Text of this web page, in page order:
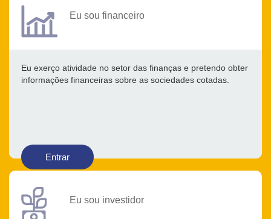
Eu sou financeiro
Eu exerço atividade no setor das finanças e pretendo obter
informações financeiras sobre as sociedades cotadas.
Entrar
Eu sou investidor